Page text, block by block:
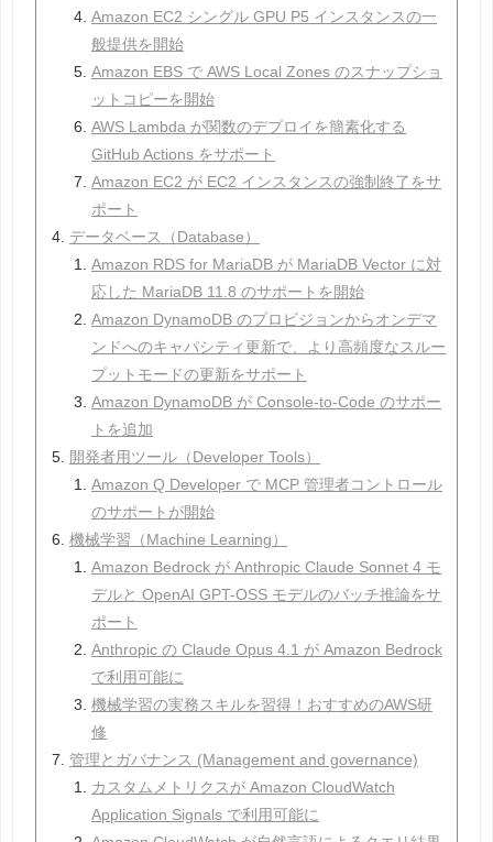
Amazon EC2 シングル GPU P5 インスタンスの一
般提供を開始
Amazon EBS で AWS Local Zones のスナップショ
ットコピーを開始
AWS Lambda が関数のデプロイを簡素化する
GitHub Actions をサポート
Amazon EC2 が EC2 インスタンスの強制終了をサ
ポート
データベース（Database）
Amazon RDS for MariaDB が MariaDB Vector に対
応した MariaDB 11.8 のサポートを開始
Amazon DynamoDB のプロビジョンからオンデマ
ンドへのキャパシティ更新で、より高頻度なスルー
プットモードの更新をサポート
Amazon DynamoDB が Console-to-Code のサポー
トを追加
開発者用ツール（Developer Tools）
Amazon Q Developer で MCP 管理者コントロール
のサポートが開始
機械学習（Machine Learning）
Amazon Bedrock が Anthropic Claude Sonnet 4 モ
デルと OpenAI GPT-OSS モデルのバッチ推論をサ
ポート
Anthropic の Claude Opus 4.1 が Amazon Bedrock
で利用可能に
機械学習の実務スキルを習得！おすすめのAWS研
修
管理とガバナンス (Management and governance)
カスタムメトリクスが Amazon CloudWatch
Application Signals で利用可能に